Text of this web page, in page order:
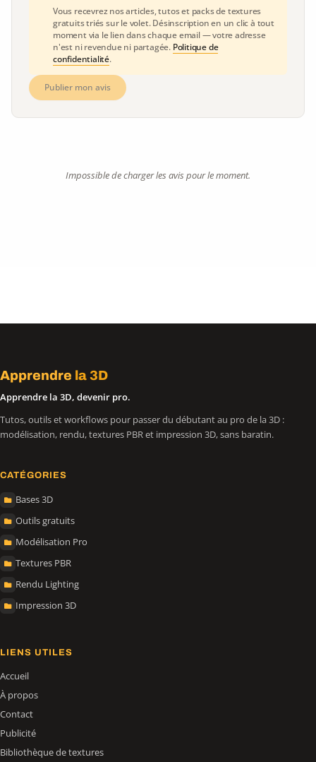
Vous recevrez nos articles, tutos et packs de textures
gratuits triés sur le volet. Désinscription en un clic à tout
moment via le lien dans chaque email — votre adresse
n'est ni revendue ni partagée. Politique de
confidentialité.
Publier mon avis
Impossible de charger les avis pour le moment.
Apprendre la 3D
Apprendre la 3D, devenir pro.
Tutos, outils et workflows pour passer du débutant au pro de la 3D :
modélisation, rendu, textures PBR et impression 3D, sans baratin.
CATÉGORIES
Bases 3D
Outils gratuits
Modélisation Pro
Textures PBR
Rendu Lighting
Impression 3D
LIENS UTILES
Accueil
À propos
Contact
Publicité
Bibliothèque de textures